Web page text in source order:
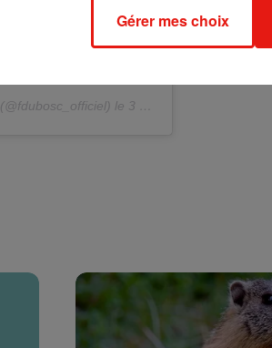
(@fdubosc_officiel) le 3 Oct. 2018 à 5 :26 PDT
Gérer mes choix